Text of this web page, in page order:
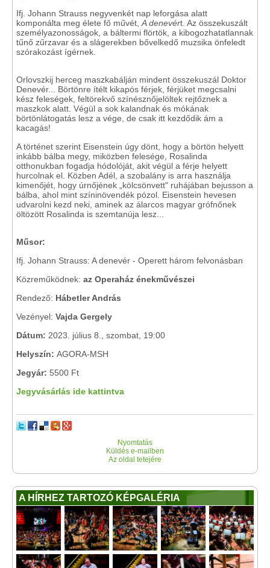
Ifj. Johann Strauss negyvenkét nap leforgása alatt
komponálta meg élete fő művét, A denevért. Az összekuszált
személyazonosságok, a báltermi flörtök, a kibogozhatatlannak
tűnő zűrzavar és a slágerekben bővelkedő muzsika önfeledt
szórakozást ígérnek.
Orlovszkij herceg maszkabálján mindent összekuszál Doktor
Denevér... Börtönre ítélt kikapós férjek, férjüket megcsalni
kész feleségek, feltörekvő színésznőjelöltek rejtőznek a
maszkok alatt. Végül a sok kalandnak és mókának
börtönlátogatás lesz a vége, de csak itt kezdődik ám a
kacagás!
A történet szerint Eisenstein úgy dönt, hogy a börtön helyett
inkább bálba megy, miközben felesége, Rosalinda
otthonukban fogadja hódolóját, akit végül a férje helyett
hurcolnak el. Közben Adél, a szobalány is arra használja
kimenőjét, hogy úrnőjének „kölcsönvett" ruhájában bejusson a
bálba, ahol mint színinövendék pózol. Eisenstein hevesen
udvarolni kezd neki, aminek az álarcos magyar grófnőnek
öltözött Rosalinda is szemtanúja lesz...
Műsor:
Ifj. Johann Strauss: A denevér - Operett három felvonásban
Közreműködnek: az Operaház énekművészei
Rendező: Hábetler András
Vezényel: Vajda Gergely
Dátum: 2023. július 8., szombat, 19:00
Helyszín: AGORA-MSH
Jegyár: 5500 Ft
Jegyvásárlás ide kattintva
Nyomtatás
Küldés e-mailben
Az oldal tetejére
A HÍRHEZ TARTOZÓ KÉPGALÉRIA